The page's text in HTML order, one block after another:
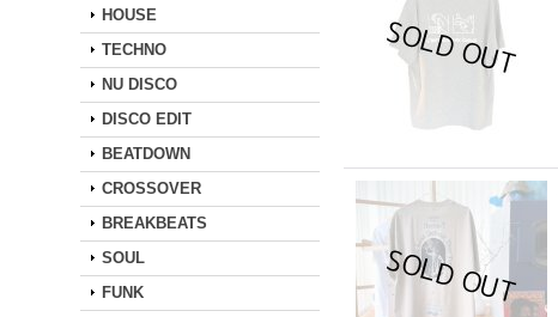
HOUSE
TECHNO
NU DISCO
DISCO EDIT
BEATDOWN
CROSSOVER
BREAKBEATS
SOUL
FUNK